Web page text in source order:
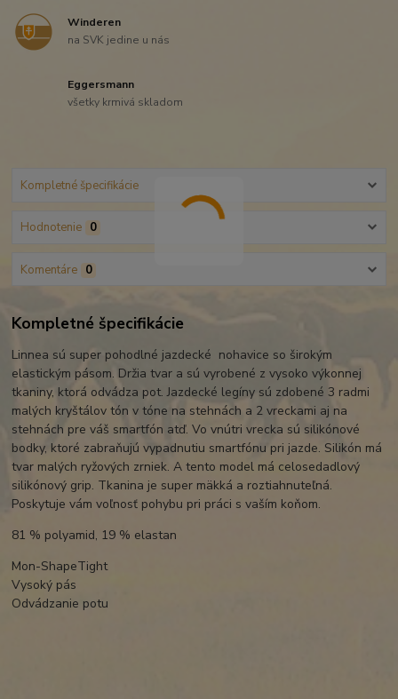
Winderen
na SVK jedine u nás
Eggersmann
všetky krmivá skladom
Kompletné špecifikácie
Hodnotenie 0
Komentáre 0
Kompletné špecifikácie
Linnea sú super pohodlné jazdecké nohavice so širokým
elastickým pásom. Držia tvar a sú vyrobené z vysoko výkonnej
tkaniny, ktorá odvádza pot. Jazdecké legíny sú zdobené 3 radmi
malých kryštálov tón v tóne na stehnách a 2 vreckami aj na
stehnách pre váš smartfón atď. Vo vnútri vrecka sú silikónové
bodky, ktoré zabraňujú vypadnutiu smartfónu pri jazde. Silikón má
tvar malých ryžových zrniek. A tento model má celosedadlový
silikónový grip. Tkanina je super mäkká a roztiahnuteľná.
Poskytuje vám voľnosť pohybu pri práci s vaším koňom.
81 % polyamid, 19 % elastan
Mon-ShapeTight
Vysoký pás
Odvádzanie potu